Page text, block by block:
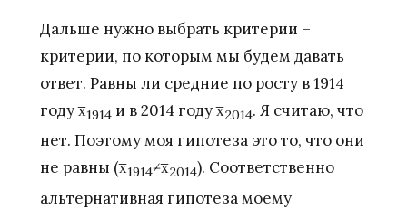
Дальше нужно выбрать критерии –
критерии, по которым мы будем давать
ответ. Равны ли средние по росту в 1914
году x̅1914 и в 2014 году x̅2014. Я считаю, что
нет. Поэтому моя гипотеза это то, что они
не равны (x̅1914≠x̅2014). Соответственно
альтернативная гипотеза моему